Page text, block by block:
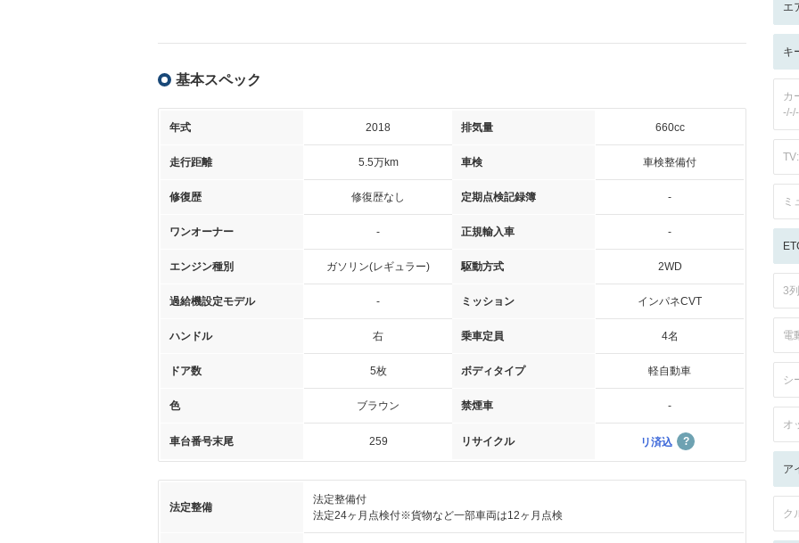
基本スペック
年式 2018 排気量 660cc
走行距離 5.5万km 車検 車検整備付
修復歴 修復歴なし 定期点検記録簿 -
ワンオーナー - 正規輸入車 -
エンジン種別 ガソリン(レギュラー) 駆動方式 2WD
過給機設定モデル - ミッション インパネCVT
ハンドル 右 乗車定員 4名
ドア数 5枚 ボディタイプ 軽自動車
色 ブラウン 禁煙車 -
車台番号末尾 259 リサイクル リ済込
法定整備
法定整備付
法定24ヶ月点検付※貨物など一部車両は12ヶ月点検
エ
キ
カ
ミ
3
電
シ
オ
ア
ク